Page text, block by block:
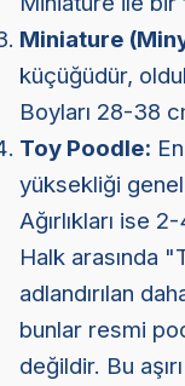
Miniature
küçüğüdür,
Boyları 28-38
Toy Poodle:
yüksekliği
Ağırlıkları ise
Halk arasında
adlandırılan
bunlar resmi
değildir. Bu